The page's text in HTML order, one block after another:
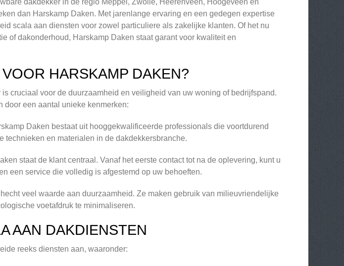
dakdekker in de regio Meppel, Zwolle, Heerenveen, Hoogeveen en
dan Harskamp Daken. Met jarenlange ervaring en een gedegen expertise
scala aan diensten voor zowel particuliere als zakelijke klanten. Of het nu
of dakonderhoud, Harskamp Daken staat garant voor kwaliteit en
HARSKAMP DAKEN?
cruciaal voor de duurzaamheid en veiligheid van uw woning of bedrijfspand.
door een aantal unieke kenmerken:
Daken bestaat uit hooggekwalificeerde professionals die voortdurend
technieken en materialen in de dakdekkersbranche.
staat de klant centraal. Vanaf het eerste contact tot na de oplevering, kunt u
een service die volledig is afgestemd op uw behoeften.
veel waarde aan duurzaamheid. Ze maken gebruik van milieuvriendelijke
voetafdruk te minimaliseren.
AAN DAKDIENSTEN
reeks diensten aan, waaronder: